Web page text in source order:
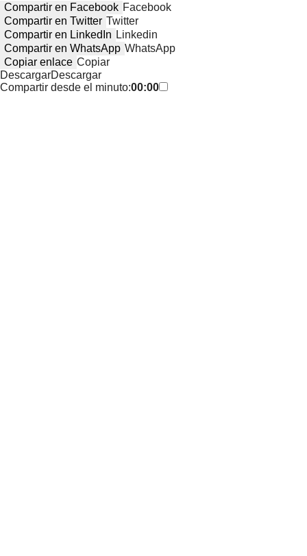
Compartir en Facebook Facebook
Compartir en Twitter Twitter
Compartir en LinkedIn Linkedin
Compartir en WhatsApp WhatsApp
Copiar enlace Copiar
DescargarDescargar
Compartir desde el minuto:00:00